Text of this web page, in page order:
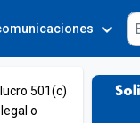
expand_more
501(c)
o